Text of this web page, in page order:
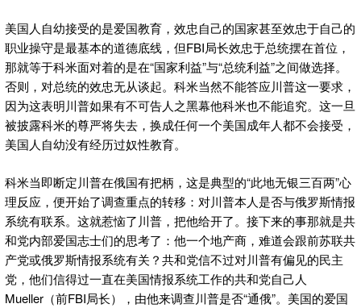
美国人自幼接受的是爱国教育，效忠自己的国家甚至效忠于自己的
职业操守是最基本的道德底线，但FBI局长效忠于总统摆在首位，
那就等于科米面对着的是在“国家利益”与“总统利益”之间做选择。
否则，对总统的效忠无从谈起。科米当然不能答应川普这一要求，
因为这表明川普如果有不可告人之黑幕他科米也不能追究。这一旦
被披露科米的尊严将失去，换成任何一个美国成年人都不会接受，
美国人自幼没有经历过奴性教育。
科米当即断定川普在俄国有把柄，这是典型的“此地无银三百两”心
理反应，便开始了调查重点的转移：对川普本人是否与俄罗斯情报
系统有联系。这就惹恼了川普，把他给开了。接下来的事那就是共
和党内部爱国志士们的思考了：他一个地产商，难道会跟前苏联共
产党或俄罗斯情报系统有关？共和党信不过对川普有偏见的民主
党，他们信得过一直在美国情报系统工作的共和党自己人
Mueller（前FBI局长），由他来调查川普是否“通俄”。美国的爱国